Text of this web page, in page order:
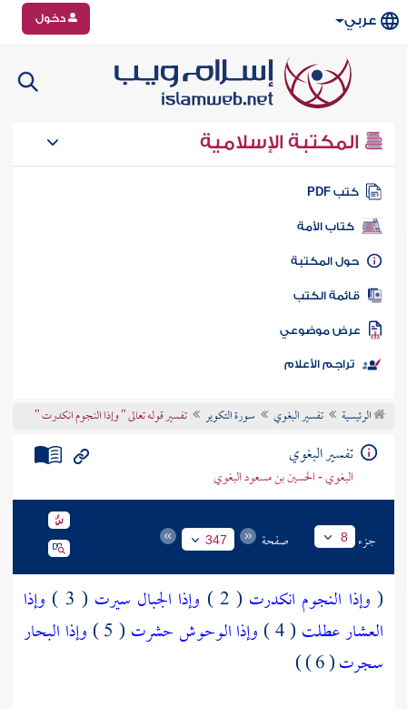
عربي دخول
المكتبة الإسلامية
كتب PDF
كتاب الأمة
المكتبة
الكتب
موضوعي
تراجم الأعلام
الرئيسية تفسير البغوي سورة التكوير تفسير قوله تعالى " وإذا النجوم انكدرت "
تفسير البغوي
البغوي - الحسين بن مسعود البغوي
جزء 8 صفحة 347
( وإذا النجوم انكدرت ( 2 ) وإذا الجبال سيرت ( 3 )
وإذا
العشار عطلت ( 4 ) وإذا الوحوش حشرت ( 5 )
وإذا البحار
سجرت( 6 ) )